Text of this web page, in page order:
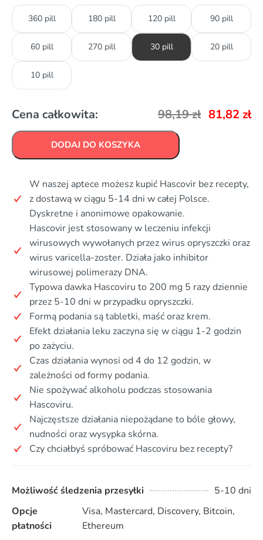
360 pill 180 pill 120 pill 90 pill
60 pill 270 pill 30 pill 20 pill
10 pill
Cena całkowita: 98,19zł 81,82 zł
DODAJ DO KOSZYKA
W naszej aptece możesz kupić Hascovir bez recepty,
z dostawą w ciągu 5-14 dni w całej Polsce.
Dyskretne i anonimowe opakowanie.
Hascovir jest stosowany w leczeniu infekcji
wirusowych wywołanych przez wirus opryszczki oraz
wirus varicella-zoster. Działa jako inhibitor
wirusowej polimerazy DNA.
Typowa dawka Hascoviru to 200 mg 5 razy dziennie
przez 5-10 dni w przypadku opryszczki.
Formą podania są tabletki, maść oraz krem.
Efekt działania leku zaczyna się w ciągu 1-2 godzin
po zażyciu.
Czas działania wynosi od 4 do 12 godzin, w
zależności od formy podania.
Nie spożywać alkoholu podczas stosowania
Hascoviru.
Najczęstsze działania niepożądane to bóle głowy,
nudności oraz wysypka skórna.
Czy chciałbyś spróbować Hascoviru bez recepty?
Możliwość śledzenia przesyłki
5-10 dni
Opcje
płatności
Visa, Mastercard, Discovery, Bitcoin,
Ethereum